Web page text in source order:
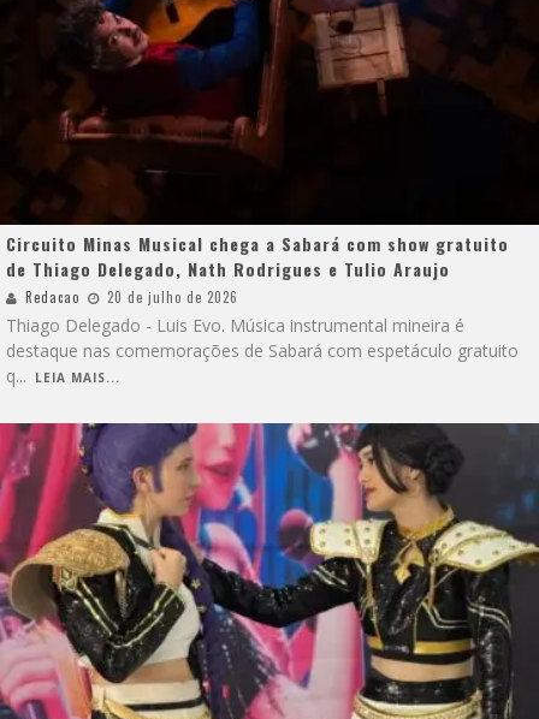
Circuito Minas Musical chega a Sabará com show gratuito
de Thiago Delegado, Nath Rodrigues e Tulio Araujo
Redacao 20 de julho de 2026
Thiago Delegado - Luis Evo. Música instrumental mineira é
destaque nas comemorações de Sabará com espetáculo gratuito
q... LEIA MAIS...